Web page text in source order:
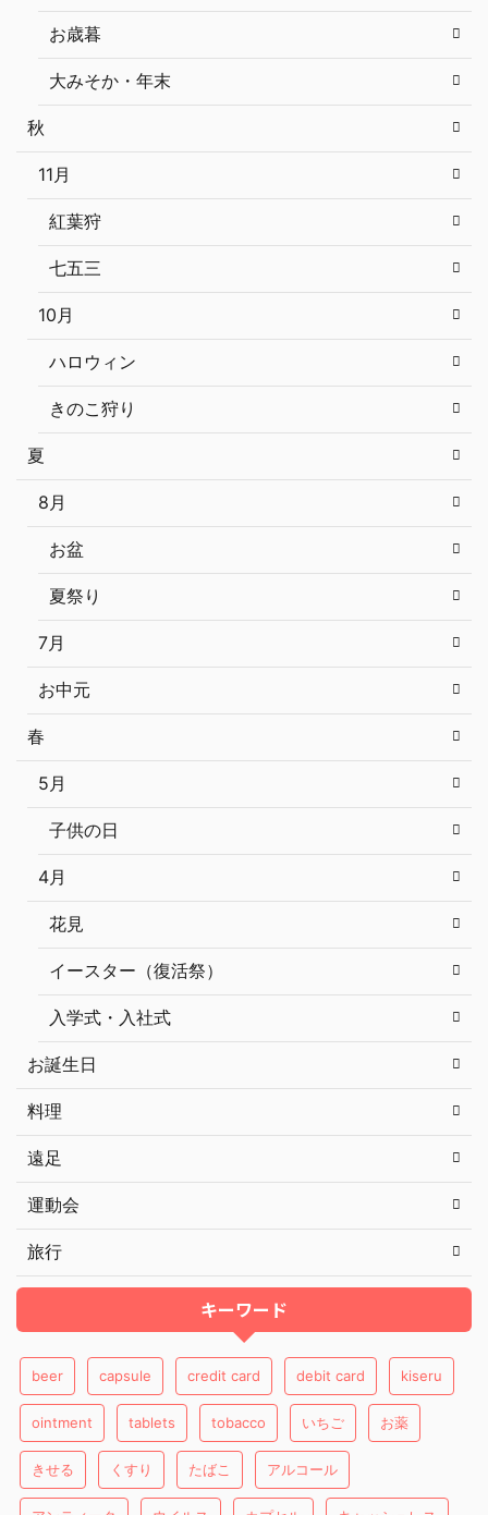
お歳暮
大みそか・年末
秋
11月
紅葉狩
七五三
10月
ハロウィン
きのこ狩り
夏
8月
お盆
夏祭り
7月
お中元
春
5月
子供の日
4月
花見
イースター（復活祭）
入学式・入社式
お誕生日
料理
遠足
運動会
旅行
キーワード
beer capsule credit card debit card kiseru
ointment tablets tobacco いちご お薬
きせる くすり たばこ アルコール